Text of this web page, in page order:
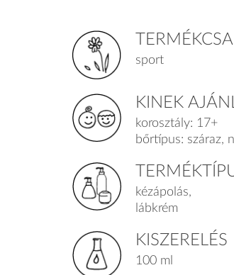
sport
KINEK
korosztály: 17+
bőrtípus: száraz,
kézápolás,
lábkrém
KISZERELÉS
100 ml